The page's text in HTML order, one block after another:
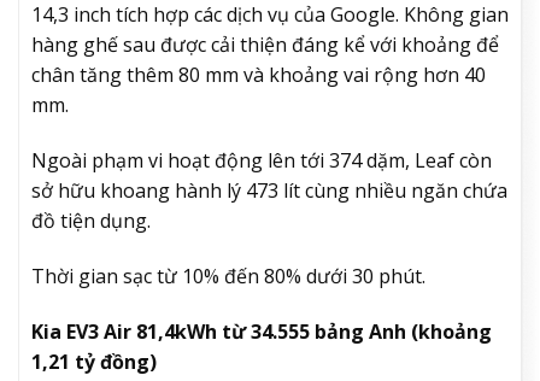
14,3 inch tích hợp các dịch vụ của Google. Không gian
hàng ghế sau được cải thiện đáng kể với khoảng để
chân tăng thêm 80 mm và khoảng vai rộng hơn 40
mm.
Ngoài phạm vi hoạt động lên tới 374 dặm, Leaf còn
sở hữu khoang hành lý 473 lít cùng nhiều ngăn chứa
đồ tiện dụng.
Thời gian sạc từ 10% đến 80% dưới 30 phút.
Kia EV3 Air 81,4kWh từ 34.555 bảng Anh (khoảng
1,21 tỷ đồng)